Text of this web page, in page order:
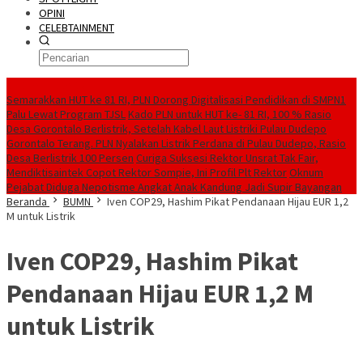
OPINI
CELEBTAINMENT
Semarakkan HUT ke 81 RI, PLN Dorong Digitalisasi Pendidikan di SMPN1
Palu Lewat Program TJSLKado PLN untuk HUT ke- 81 RI, 100 % Rasio
Desa Gorontalo Berlistrik, Setelah Kabel Laut Listriki Pulau Dudepo
Gorontalo Terang. PLN Nyalakan Listrik Perdana di Pulau Dudepo, Rasio
Desa Berlistrik 100 Persen Curiga Suksesi Rektor Unsrat Tak Fair,
Mendiktisaintek Copot Rektor Sompie, Ini Profil Plt RektorOknum
Pejabat Diduga Nepotisme Angkat Anak Kandung Jadi Supir Bayangan
Beranda
BUMN
Iven COP29, Hashim Pikat Pendanaan Hijau EUR 1,2
M untuk Listrik
Iven COP29, Hashim Pikat
Pendanaan Hijau EUR 1,2 M
untuk Listrik